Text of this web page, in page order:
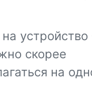
скорее
на